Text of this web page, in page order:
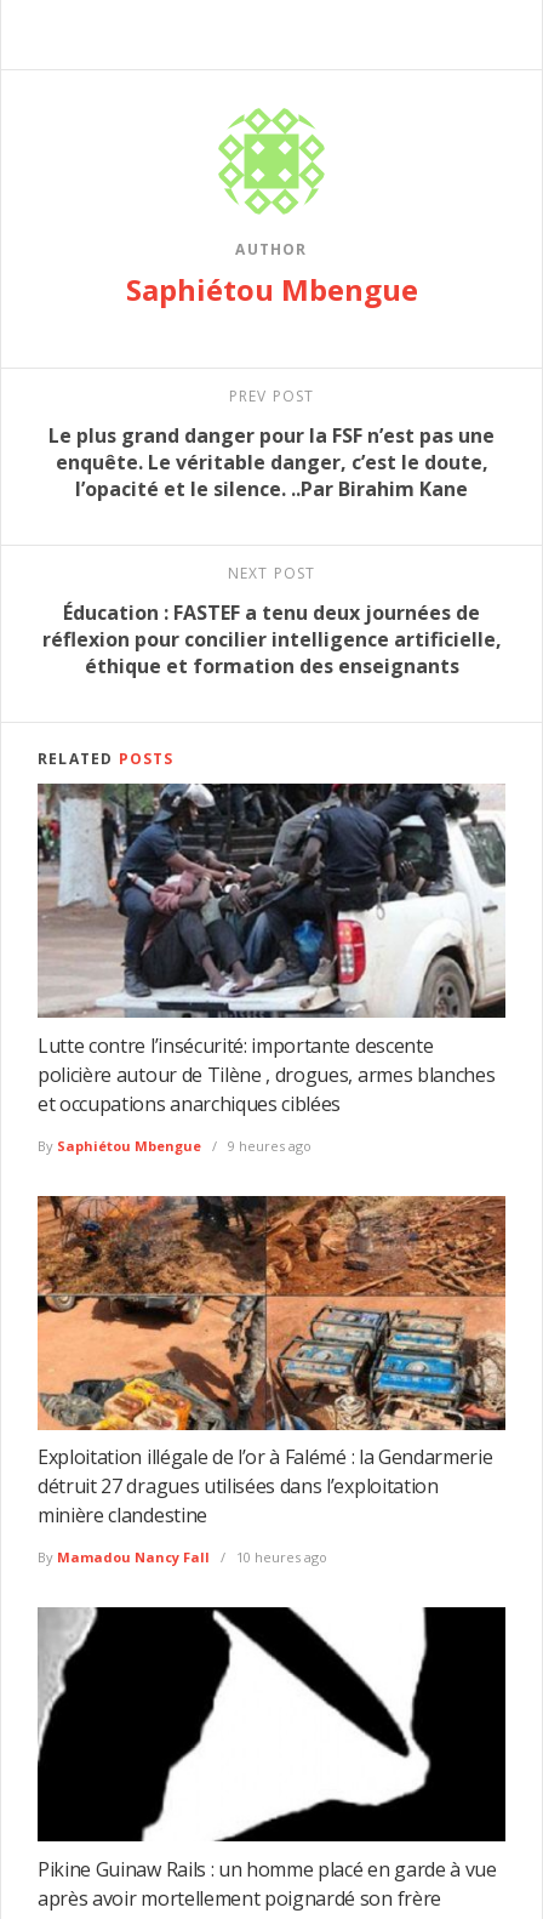
AUTHOR
Saphiétou Mbengue
PREV POST
Le plus grand danger pour la FSF n’est pas une
enquête. Le véritable danger, c’est le doute,
l’opacité et le silence. ..Par Birahim Kane
NEXT POST
Éducation : FASTEF a tenu deux journées de
réflexion pour concilier intelligence artificielle,
éthique et formation des enseignants
RELATED POSTS
Lutte contre l’insécurité: importante descente
policière autour de Tilène , drogues, armes blanches
et occupations anarchiques ciblées
By Saphiétou Mbengue 9 heures ago
Exploitation illégale de l’or à Falémé : la Gendarmerie
détruit 27 dragues utilisées dans l’exploitation
minière clandestine
By Mamadou Nancy Fall 10 heures ago
Pikine Guinaw Rails : un homme placé en garde à vue
après avoir mortellement poignardé son frère